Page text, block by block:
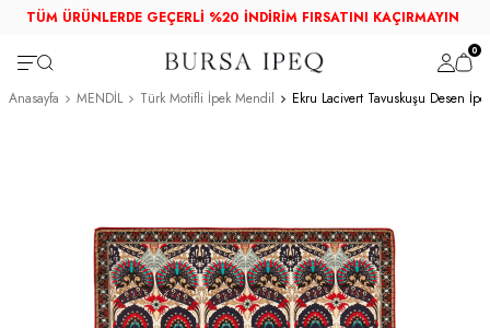
TÜM ÜRÜNLERDE GEÇERLİ %20 İNDİRİM FIRSATINI KAÇIRMAYIN
0
Anasayfa MENDİL Türk Motifli İpek Mendil Ekru Lacivert Tavuskuşu Desen